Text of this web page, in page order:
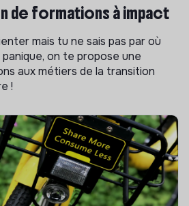
formations à impact
mais tu ne sais pas par où
on te propose une
aux métiers de la transition
!